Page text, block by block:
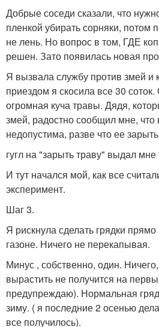
Добрые соседи сказали, что
пленкой убирать сорняки, потом
не лень. Но вопрос в том, ГДЕ
решен. Зато появилась новая
Я вызвала службу против змей
приездом я скосила все 30
огромная куча травы. Дядя,
змей, радостно сообщил мне, что
недопустима, разве что ее
гугл на "зарыть траву" выдал
И тут начался мой, как все
эксперимент.
Шаг 3.
Я рискнула сделать грядки
газоне. Ничего не перекапывая.
Минус , собственно, один.
вырастить не получится на
предупреждаю). Нормальная
зиму. ( я последние 2 осенью
все получилось).